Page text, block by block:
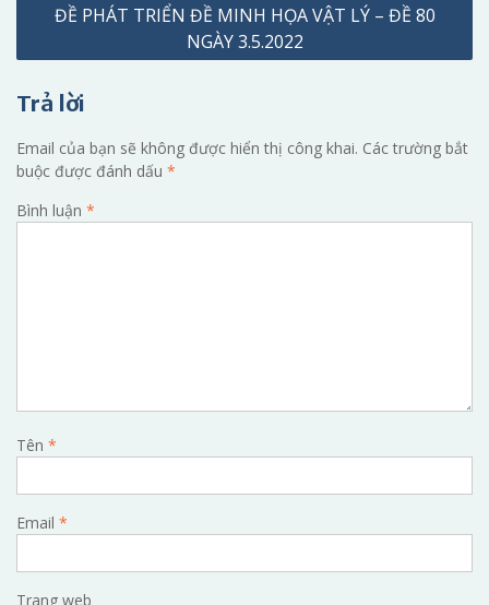
ĐỀ PHÁT TRIỂN ĐỀ MINH HỌA VẬT LÝ – ĐỀ 80
NGÀY 3.5.2022
Trả lời
Email của bạn sẽ không được hiển thị công khai. Các trường bắt
buộc được đánh dấu *
Bình luận *
Tên *
Email *
Trang web